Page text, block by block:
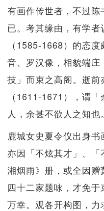
有画作传世者，不过
已。考其缘由，有学
（1585-1668）的态
音、罗汉像，相貌端
技」而束之高阁。逝
（1611-1671），谓
人，余甚不欲人之知也
鹿城女史夏令仪出身
亦因「不炫其才」、
湘烟雨》册，或全因
四十二家题咏，才免
万幸。观各开构图，